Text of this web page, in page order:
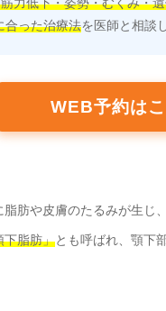
合った治療法を医師と相談
WEB予約は
肪や皮膚のたるみが生
下脂肪」とも呼ばれ、顎下